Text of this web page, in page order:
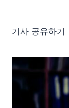
기사 공유하기